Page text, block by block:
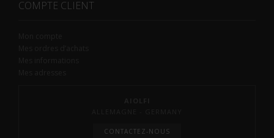
COMPTE CLIENT
CONTACTEZ-NOUS